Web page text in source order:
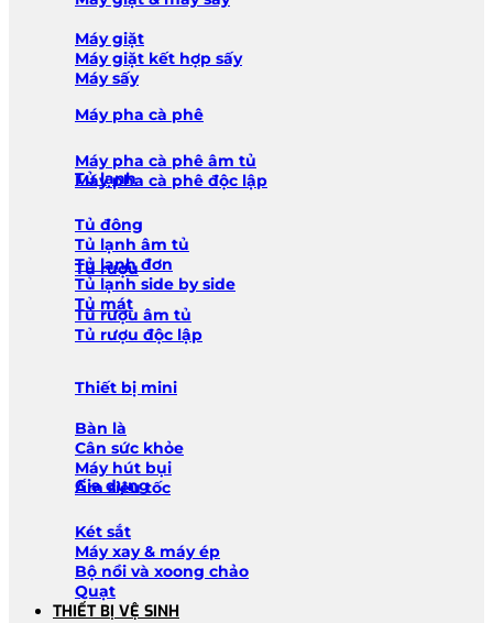
Máy giặt
Máy giặt kết hợp sấy
Máy sấy
Máy pha cà phê
Máy pha cà phê âm tủ
Máy pha cà phê độc lập
Tủ lạnh
Tủ đông
Tủ lạnh âm tủ
Tủ lạnh đơn
Tủ lạnh side by side
Tủ mát
Tủ rượu
Tủ rượu âm tủ
Tủ rượu độc lập
Thiết bị mini
Bàn là
Cân sức khỏe
Máy hút bụi
Ấm siêu tốc
Gia dụng
Két sắt
Máy xay & máy ép
Bộ nồi và xoong chảo
Quạt
THIẾT BỊ VỆ SINH